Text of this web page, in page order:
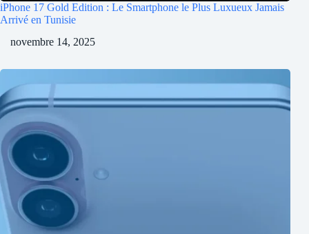
iPhone 17 Gold Edition : Le Smartphone le Plus Luxueux Jamais
Arrivé en Tunisie
novembre 14, 2025